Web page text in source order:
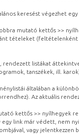
keresést végezhet
mutató kettős >>
tételeket (feltételenként
rendezett listákat
tanszékek, ill.
általában a
Az aktuális
kettős >> nyílhegyek
link már védett, nem
vagy